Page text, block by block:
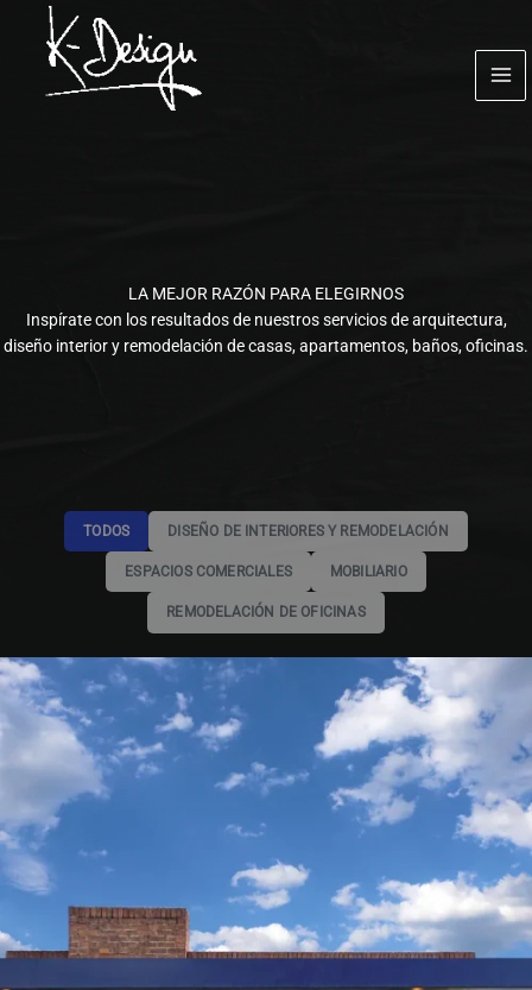
contenido
LA MEJOR RAZÓN PARA ELEGIRNOS
Inspírate con los resultados de nuestros servicios de arquitectura,
diseño interior y remodelación de casas, apartamentos, baños, oficinas.
TODOS DISEÑO DE INTERIORES Y REMODELACIÓN
ESPACIOS COMERCIALES MOBILIARIO
REMODELACIÓN DE OFICINAS